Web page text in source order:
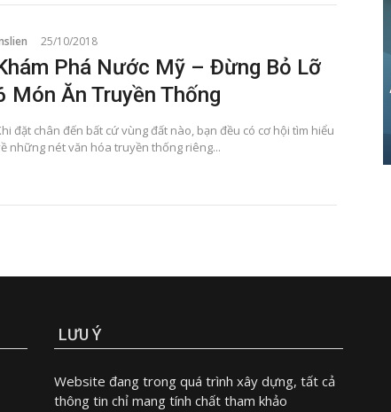
25/10/2018
Phá Nước Mỹ – Đừng Bỏ Lỡ
Món Ăn Truyền Thống
đặt chân đến bất cứ vùng đất nào, bạn đều có cơ hội tìm hiểu
những nét văn hóa truyền thống riêng...
LƯU Ý
Website đang trong quá trình xây dựng, tất cả
thông tin chỉ mang tính chất tham khảo